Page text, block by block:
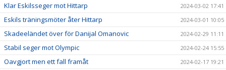
Klar Eskilsseger mot Hittarp 2024-03-02 17:41
Eskils träningsmöter åter Hittarp 2024-03-01 10:05
Skadeeländet över för Danijal Omanovic 2024-02-29 11:11
Stabil seger mot Olympic 2024-02-24 15:55
Oavgjort men ett fall framåt 2024-02-17 19:21